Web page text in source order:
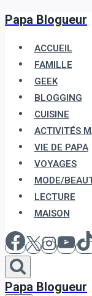
Aller
contenu
Papa Blogueur
ACCUEIL
FAMILLE
GEEK
BLOGGING
CUISINE
ACTIVITÉS
VIE DE PAPA
VOYAGES
MODE/
LECTURE
MAISON
Papa Blogueur